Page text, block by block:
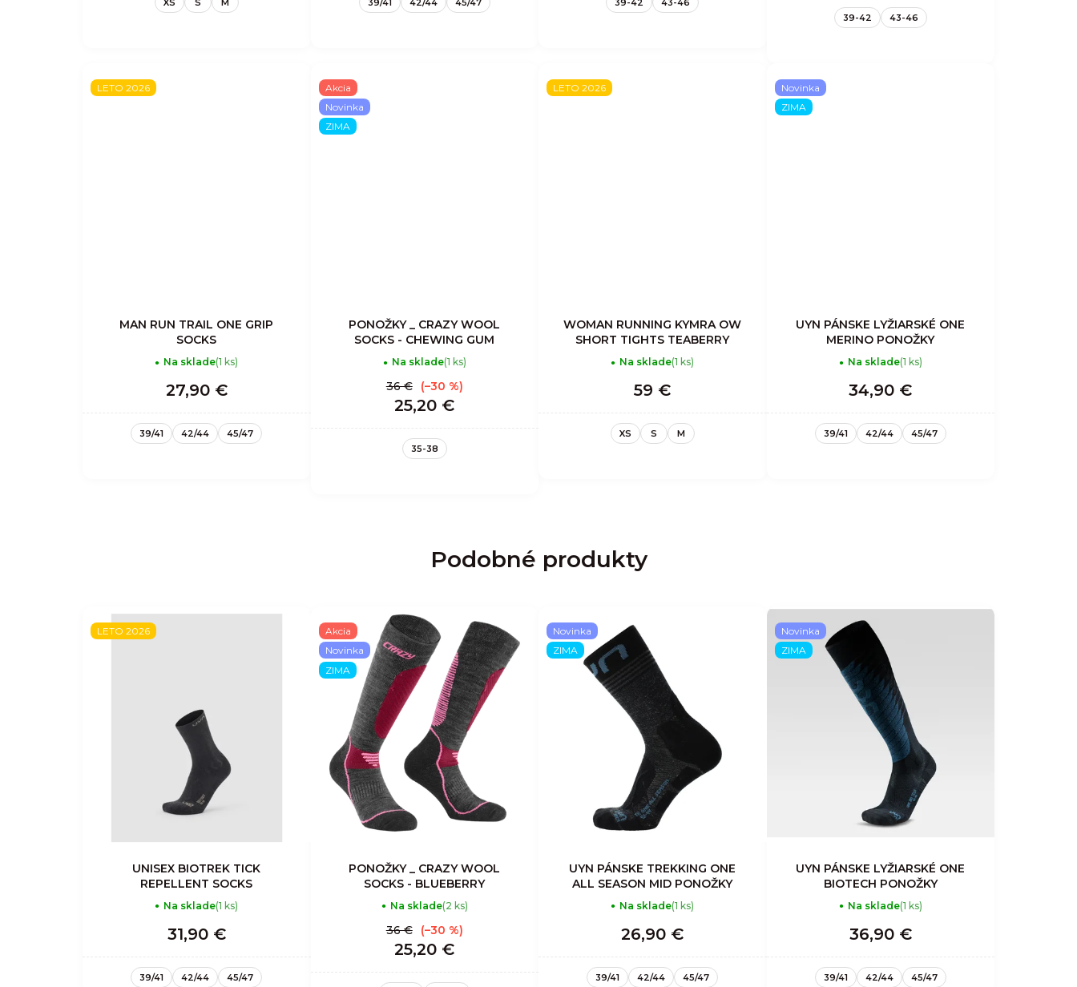
XS S M 39/41 42/44 45/47 39-42 43-46
39-42 43-46
LETO 2026
MAN RUN TRAIL ONE GRIP
SOCKS
Na sklade(1 ks)
27,90 €
39/41 42/44 45/47
Akcia
Novinka
ZIMA
PONOŽKY _ CRAZY WOOL
SOCKS - CHEWING GUM
Na sklade(1 ks)
25,20 €
36 € (–30 %)
35-38
LETO 2026
WOMAN RUNNING KYMRA OW
SHORT TIGHTS TEABERRY
Na sklade(1 ks)
59 €
XS S M
Novinka
ZIMA
UYN PÁNSKE LYŽIARSKÉ ONE
MERINO PONOŽKY
Na sklade(1 ks)
34,90 €
39/41 42/44 45/47
Podobné produkty
LETO 2026
UNISEX BIOTREK TICK
REPELLENT SOCKS
Na sklade(1 ks)
31,90 €
39/41 42/44 45/47
Akcia
Novinka
ZIMA
PONOŽKY _ CRAZY WOOL
SOCKS - BLUEBERRY
Na sklade(2 ks)
25,20 €
36 € (–30 %)
Novinka
ZIMA
UYN PÁNSKE TREKKING ONE
ALL SEASON MID PONOŽKY
Na sklade(1 ks)
26,90 €
39/41 42/44 45/47
Novinka
ZIMA
UYN PÁNSKE LYŽIARSKÉ ONE
BIOTECH PONOŽKY
Na sklade(1 ks)
36,90 €
39/41 42/44 45/47